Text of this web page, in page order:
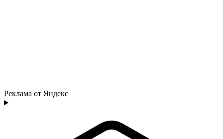
Реклама от Яндекс